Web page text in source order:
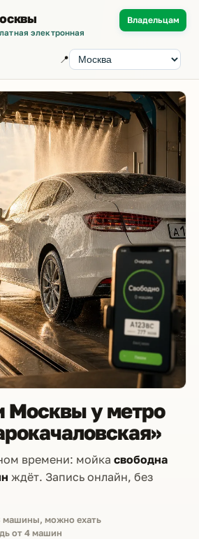
электронная
📍
Владельцам
Москвы у метро
времени: мойка свободна
ждёт. Запись онлайн, без
машины, можно ехать
от 4 машин